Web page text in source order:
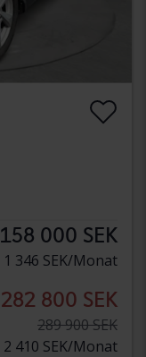
158 000 SEK
1 346 SEK/Monat
282 800 SEK
289 900 SEK
2 410 SEK/Monat